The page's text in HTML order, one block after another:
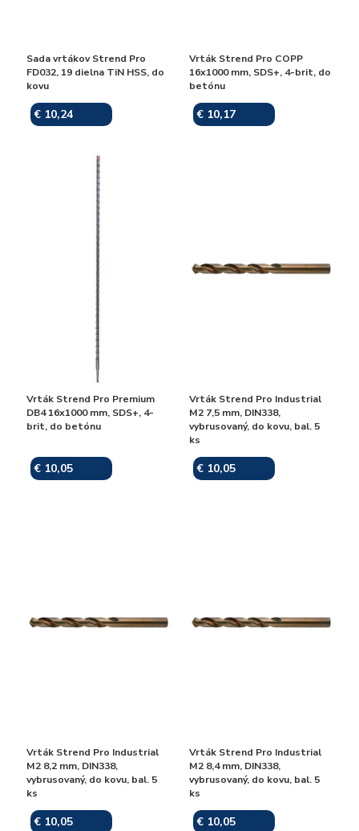
Sada vrtákov Strend Pro
FD032, 19 dielna TiN HSS, do
kovu
€ 10,24
Vrták Strend Pro COPP
16x1000 mm, SDS+, 4-brit, do
betónu
€ 10,17
Vrták Strend Pro Premium
DB4 16x1000 mm, SDS+, 4-
brit, do betónu
€ 10,05
Vrták Strend Pro Industrial
M2 7,5 mm, DIN338,
vybrusovaný, do kovu, bal. 5
ks
€ 10,05
Vrták Strend Pro Industrial
M2 8,2 mm, DIN338,
vybrusovaný, do kovu, bal. 5
ks
€ 10,05
Vrták Strend Pro Industrial
M2 8,4 mm, DIN338,
vybrusovaný, do kovu, bal. 5
ks
€ 10,05